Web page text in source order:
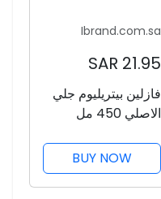
Ibrand.com.sa
21.95 SAR
فازلين بيتريليوم جلي
الاصلي 450 مل
BUY NOW